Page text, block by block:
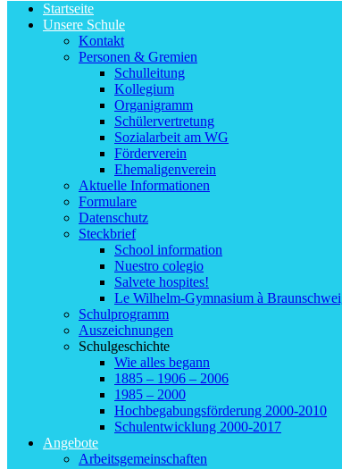
Startseite
Unsere Schule
Kontakt
Personen & Gremien
Schulleitung
Kollegium
Organigramm
Schülervertretung
Sozialarbeit am WG
Förderverein
Ehemaligenverein
Aktuelle Informationen
Formulare
Datenschutz
Steckbrief
School information
Nuestro colegio
Salvete hospites!
Le Wilhelm-Gymnasium à
Schulprogramm
Auszeichnungen
Schulgeschichte
Wie alles begann
1885 – 1906 – 2006
1985 – 2000
Hochbegabungsförderung 2000-2010
Schulentwicklung 2000-2017
Angebote
Arbeitsgemeinschaften